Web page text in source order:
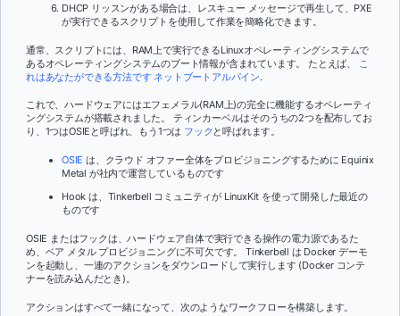
DHCP リッスンがある場合は、レスキュー メッセージで再生して、PXE
が実行できるスクリプトを使用して作業を簡略化できます。
通常、スクリプトには、RAM上で実行できるLinuxオペレーティングシステムで
あるオペレーティングシステムのブート情報が含まれています。 たとえば、
こ
れはあなたができる方法です ネットブートアルパイン.
これで、ハードウェアにはエフェメラル(RAM上)の完全に機能するオペレーティ
ングシステムが搭載されました。 ティンカーベルはそのうちの2つを配布してお
り、1つはOSIEと呼ばれ、もう1つは フック と呼ばれます。
OSIE は、クラウド オファー全体をプロビジョニングするために Equinix
Metal が社内で運営しているものです
Hook は、Tinkerbell コミュニティが LinuxKit を使って開発した最近の
ものです
OSIE またはフックは、ハードウェア自体で実行できる操作の電力源であるた
め、ベア メタル プロビジョニングに不可欠です。 Tinkerbell は Docker デーモ
ンを起動し、一連のアクションをダウンロードして実行します (Docker コンテ
ナーを読み込んだとき)。
アクションはすべて一緒になって、次のようなワークフローを構築します。